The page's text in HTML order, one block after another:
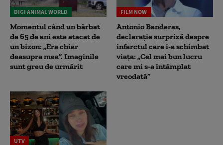
DIGI ANIMAL WORLD
Momentul când un bărbat
de 65 de ani este atacat de
un bizon: „Era chiar
deasupra mea”. Imaginile
sunt greu de urmărit
FILM NOW
Antonio Banderas,
declarație surpriză despre
infarctul care i-a schimbat
viața: „Cel mai bun lucru
care mi s-a întâmplat
vreodată”
UTV